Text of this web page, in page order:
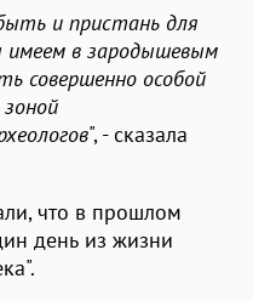
и пристань для
имеем в зародышевым
совершенно особой
", - сказала
что в прошлом
день из жизни